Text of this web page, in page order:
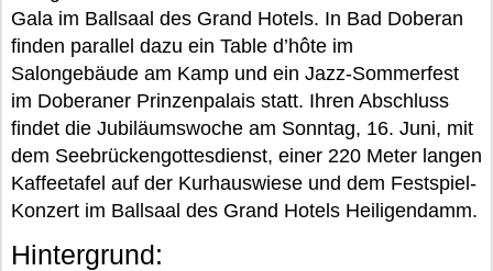
Gala im Ballsaal des Grand Hotels. In Bad Doberan
finden parallel dazu ein Table d’hôte im
Salongebäude am Kamp und ein Jazz-Sommerfest
im Doberaner Prinzenpalais statt. Ihren Abschluss
findet die Jubiläumswoche am Sonntag, 16. Juni, mit
dem Seebrückengottesdienst, einer 220 Meter langen
Kaffeetafel auf der Kurhauswiese und dem Festspiel-
Konzert im Ballsaal des Grand Hotels Heiligendamm.
Hintergrund: